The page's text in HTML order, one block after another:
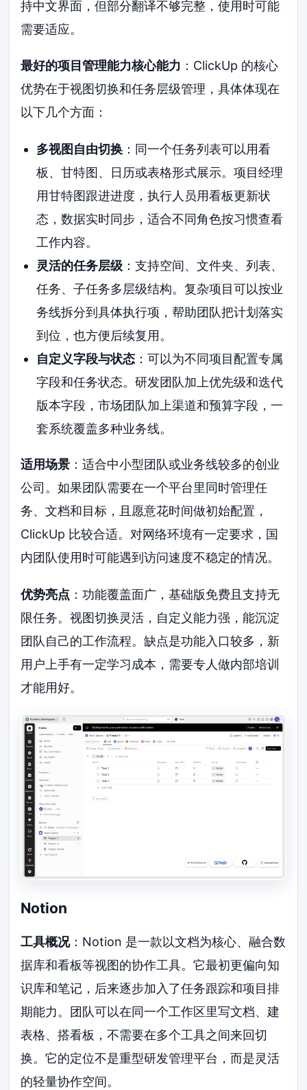
持中文界面，但部分翻译不够完整，使用时可能
需要适应。
最好的项目管理能力核心能力 ：ClickUp 的核心
优势在于视图切换和任务层级管理，具体体现在
以下几个方面：
多视图自由切换：同一个任务列表可以用看
板、甘特图、日历或表格形式展示。项目经理
用甘特图跟进进度，执行人员用看板更新状
态，数据实时同步，适合不同角色按习惯查看
工作内容。
灵活的任务层级：支持空间、文件夹、列表、
任务、子任务多层级结构。复杂项目可以按业
务线拆分到具体执行项，帮助团队把计划落实
到位，也方便后续复用。
自定义字段与状态：可以为不同项目配置专属
字段和任务状态。研发团队加上优先级和迭代
版本字段，市场团队加上渠道和预算字段，一
套系统覆盖多种业务线。
适用场景 ：适合中小型团队或业务线较多的创业
公司。如果团队需要在一个平台里同时管理任
务、文档和目标，且愿意花时间做初始配置，
ClickUp 比较合适。对网络环境有一定要求，国
内团队使用时可能遇到访问速度不稳定的情况。
优势亮点 ：功能覆盖面广，基础版免费且支持无
限任务。视图切换灵活，自定义能力强，能沉淀
团队自己的工作流程。缺点是功能入口较多，新
用户上手有一定学习成本，需要专人做内部培训
才能用好。
Notion
工具概况：Notion 是一款以文档为核心、融合数
据库和看板等视图的协作工具。它最初更偏向知
识库和笔记，后来逐步加入了任务跟踪和项目排
期能力。团队可以在同一个工作区里写文档、建
表格、搭看板，不需要在多个工具之间来回切
换。它的定位不是重型研发管理平台，而是灵活
的轻量协作空间。